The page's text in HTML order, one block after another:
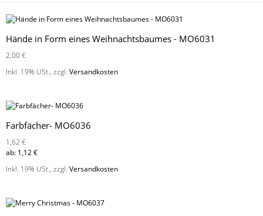
Hände in Form eines Weihnachtsbaumes - MO6031
2,00 €
Inkl. 19% USt., zzgl. Versandkosten
Farbfächer- MO6036
1,62 €
ab: 1,12 €
Inkl. 19% USt., zzgl. Versandkosten